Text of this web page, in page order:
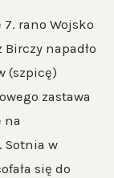
rano Wojsko
napadło
(szpicę)
zastawa
na
Sotnia w
się do